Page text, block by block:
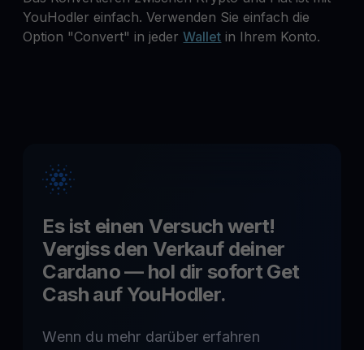
YouHodler einfach. Verwenden Sie einfach die
Option "Convert" in jederWallet in Ihrem Konto.
Es ist einen Versuch wert!
Vergiss den Verkauf deiner
Cardano— hol dir sofort Get
Cash auf YouHodler.
Wenn du mehr darüber erfahren